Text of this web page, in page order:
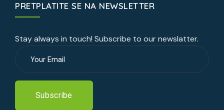
PRETPLATITE SE NA NEWSLETTER
Stay always in touch! Subscribe to our newslatter.
Subscribe